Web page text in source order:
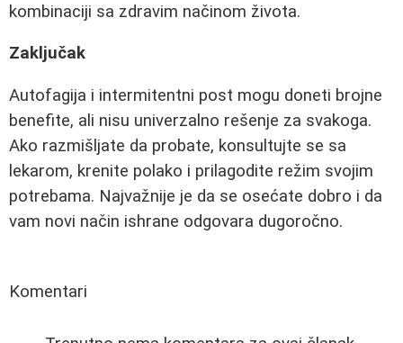
kombinaciji sa zdravim načinom života.
Zaključak
Autofagija i intermitentni post mogu doneti brojne
benefite, ali nisu univerzalno rešenje za svakoga.
Ako razmišljate da probate, konsultujte se sa
lekarom, krenite polako i prilagodite režim svojim
potrebama. Najvažnije je da se osećate dobro i da
vam novi način ishrane odgovara dugoročno.
Komentari